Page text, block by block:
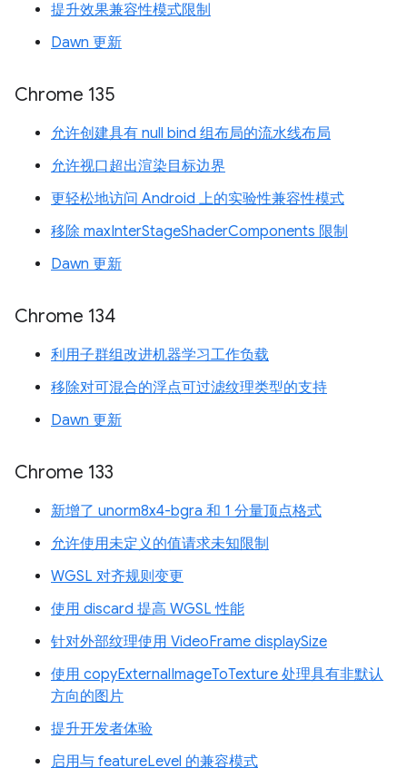
提升效果兼容性模式限制
Dawn 更新
Chrome 135
允许创建具有 null bind 组布局的流水线布局
允许视口超出渲染目标边界
更轻松地访问 Android 上的实验性兼容性模式
移除 maxInterStageShaderComponents 限制
Dawn 更新
Chrome 134
利用子群组改进机器学习工作负载
移除对可混合的浮点可过滤纹理类型的支持
Dawn 更新
Chrome 133
新增了 unorm8x4-bgra 和 1 分量顶点格式
允许使用未定义的值请求未知限制
WGSL 对齐规则变更
使用 discard 提高 WGSL 性能
针对外部纹理使用 VideoFrame displaySize
使用 copyExternalImageToTexture 处理具有非默认
方向的图片
提升开发者体验
启用与 featureLevel 的兼容模式